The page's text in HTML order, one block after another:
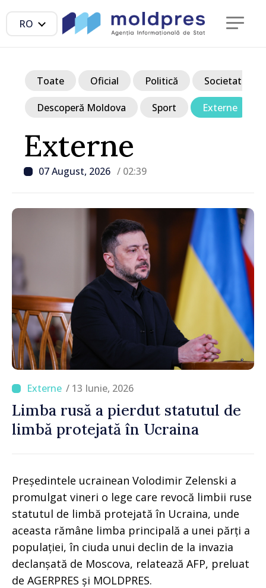
RO
Externe
07 August, 2026 / 02:39
Toate Oficial Politică Societate
Descoperă Moldova Sport Externe
/ 13 Iunie, 2026
Limba rusă a pierdut statutul de
limbă protejată în Ucraina
Președintele ucrainean Volodimir Zelenski a
promulgat vineri o lege care revocă limbii ruse
statutul de limbă protejată în Ucraina, unde
aceasta rămâne limba principală a unei părți a
populației, în ciuda unui declin de la invazia
declanșată de Moscova, relatează AFP, preluat
de AGERPRES și MOLDPRES.